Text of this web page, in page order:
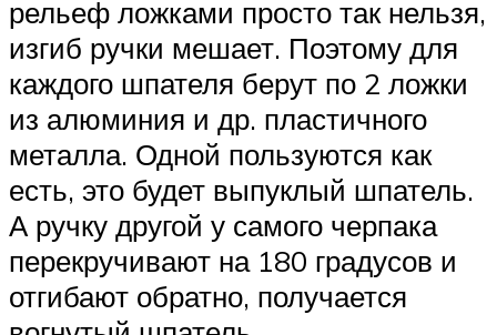
рельеф ложками просто так нельзя,
изгиб ручки мешает. Поэтому для
каждого шпателя берут по 2 ложки
из алюминия и др. пластичного
металла. Одной пользуются как
есть, это будет выпуклый шпатель.
А ручку другой у самого черпака
перекручивают на 180 градусов и
отгибают обратно, получается